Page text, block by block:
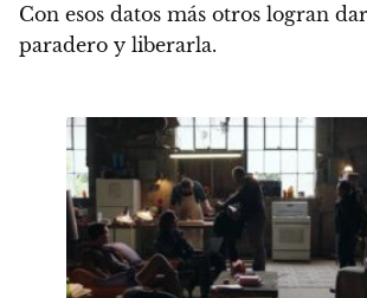
Con esos datos más otros logran
paradero y liberarla.